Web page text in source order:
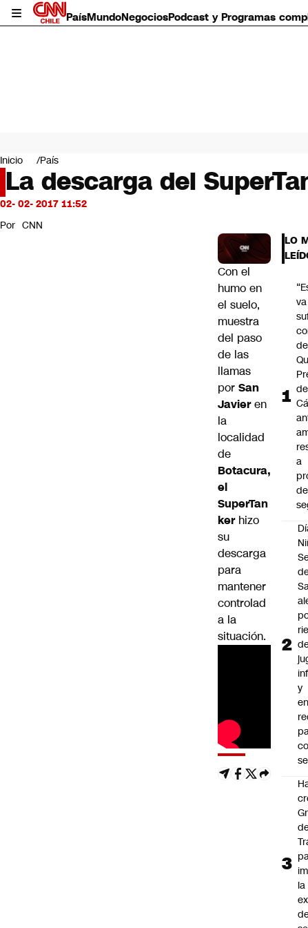
PaísMundoNegociosPodcast y Programas
Mundo
Negocios
Deportes
Programas completos
Servicios
Inicio País
La descarga del
02- 02- 2017 11:52
Por CNN
Con el
humo en
el suelo,
muestra
del paso
de las
llamas
por San
Javieren
la
localidad
de
Botacura,
el
SuperTan
ker hizo
su
descarga
para
mantener
controlad
a la
situación.
LO
de
a
de
y
la